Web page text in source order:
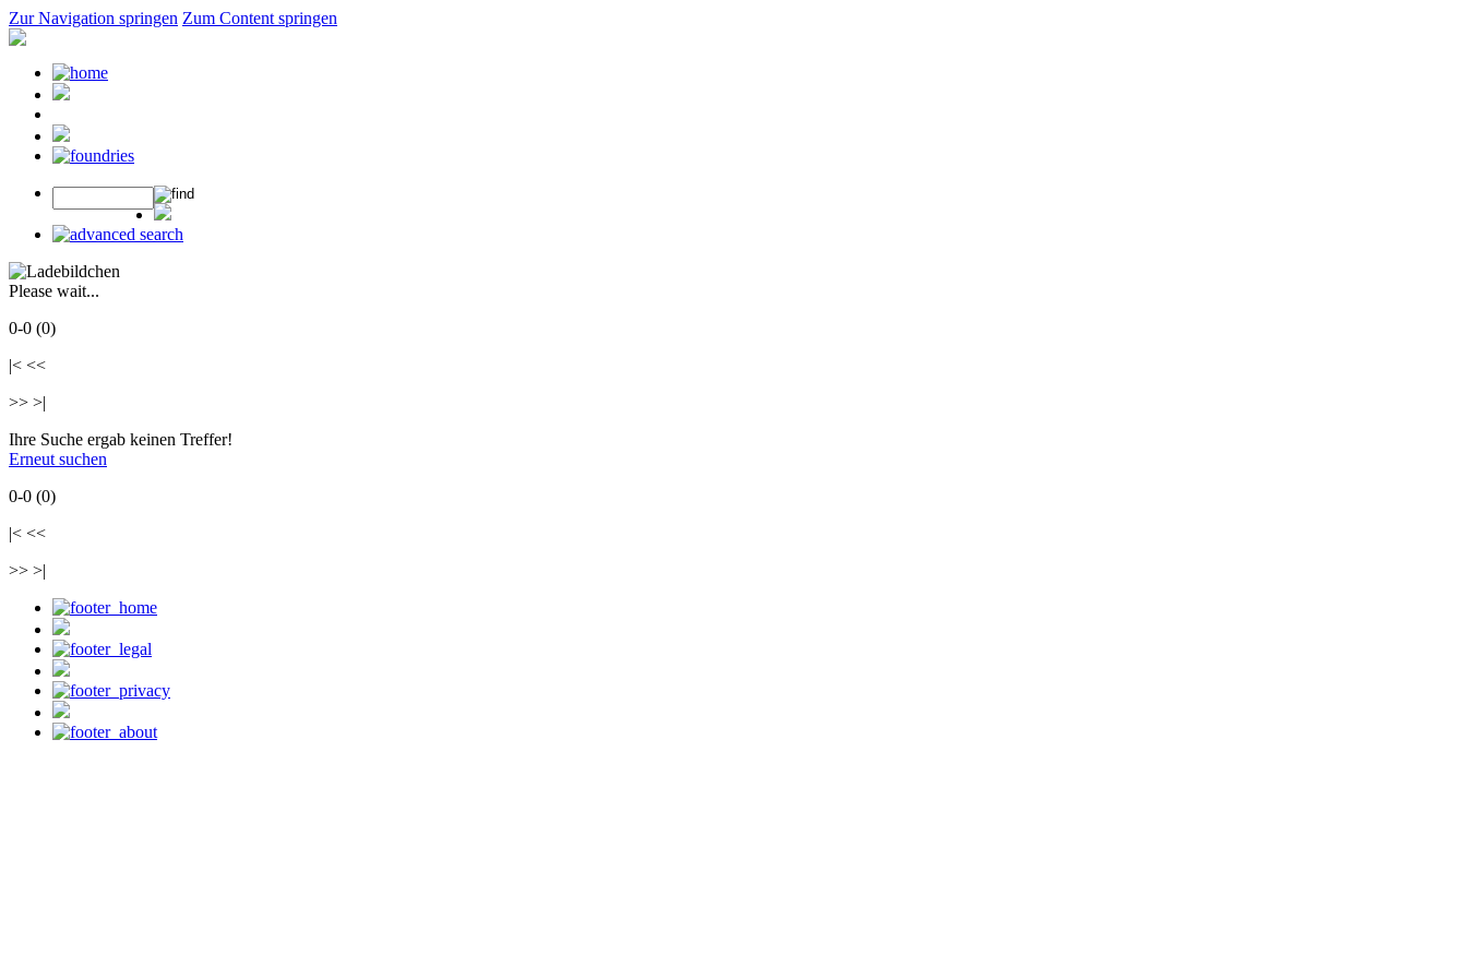
Zur Navigation springen Zum Content springen
Please wait...
0-0 (0)
|< <<
>> >|
Ihre Suche ergab keinen Treffer!
Erneut suchen
0-0 (0)
|< <<
>> >|